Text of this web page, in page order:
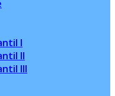
I
II
III